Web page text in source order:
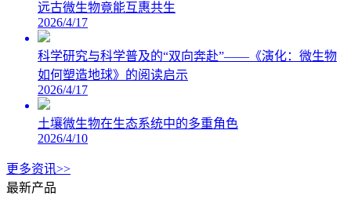
远古微生物竟能互惠共生
2026/4/17
科学研究与科学普及的“双向奔赴”——《演化：微生物
如何塑造地球》的阅读启示
2026/4/17
土壤微生物在生态系统中的多重角色
2026/4/10
更多资讯>>
最新产品